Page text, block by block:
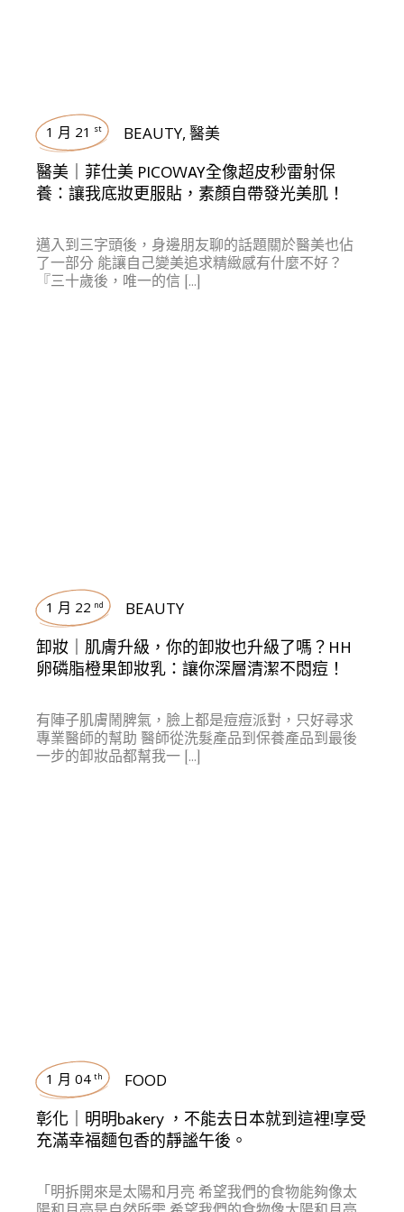
1 月 21 st BEAUTY,醫美
醫美｜菲仕美 PICOWAY全像超皮秒雷射保
養：讓我底妝更服貼，素顏自帶發光美肌！
邁入到三字頭後，身邊朋友聊的話題關於醫美也佔
了一部分 能讓自己變美追求精緻感有什麼不好？
『三十歲後，唯一的信 […]
1 月 22 nd BEAUTY
卸妝｜肌膚升級，你的卸妝也升級了嗎？HH
卵磷脂橙果卸妝乳：讓你深層清潔不悶痘！
有陣子肌膚鬧脾氣，臉上都是痘痘派對，只好尋求
專業醫師的幫助 醫師從洗髮產品到保養產品到最後
一步的卸妝品都幫我一 […]
1 月 04 th FOOD
彰化｜明明bakery ，不能去日本就到這裡!享受
充滿幸福麵包香的靜謐午後。
「明拆開來是太陽和月亮 希望我們的食物能夠像太